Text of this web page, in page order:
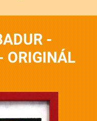
-
ORIGINÁL